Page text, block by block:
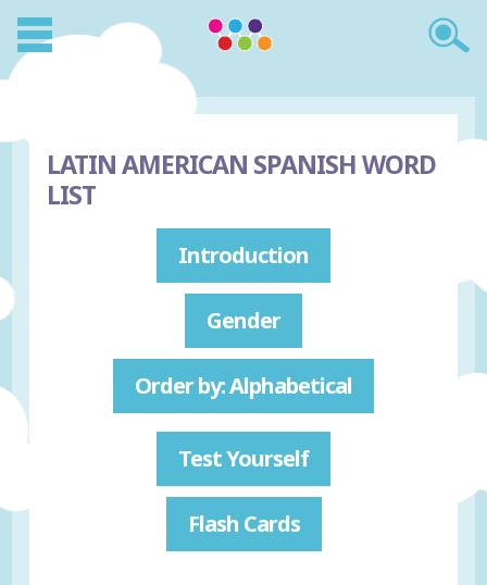
LATIN AMERICAN SPANISH WORD
LIST
Introduction
Gender
Order by: Alphabetical
Test Yourself
Flash Cards